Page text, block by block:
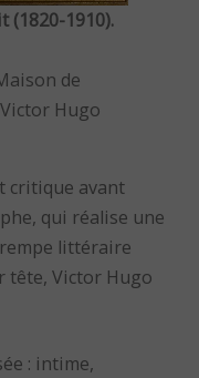
(1820-1910).
de
Hugo
critique avant
qui réalise une
littéraire
tête, Victor Hugo
: intime,